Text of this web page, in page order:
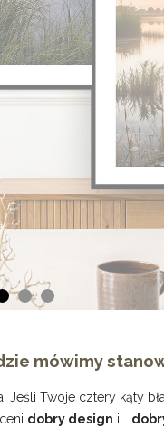
mówimy
Jeśli Twoje cztery kąty
dobry design i...